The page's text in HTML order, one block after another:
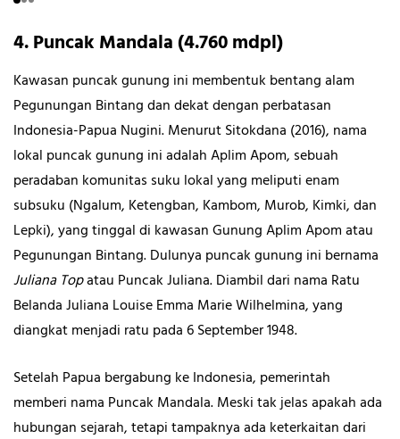
4. Puncak Mandala (4.760 mdpl)
Kawasan puncak gunung ini membentuk bentang alam
Pegunungan Bintang dan dekat dengan perbatasan
Indonesia-Papua Nugini. Menurut Sitokdana (2016), nama
lokal puncak gunung ini adalah Aplim Apom, sebuah
peradaban komunitas suku lokal yang meliputi enam
subsuku (Ngalum, Ketengban, Kambom, Murob, Kimki, dan
Lepki), yang tinggal di kawasan Gunung Aplim Apom atau
Pegunungan Bintang. Dulunya puncak gunung ini bernama
Juliana Topatau Puncak Juliana. Diambil dari nama Ratu
Belanda Juliana Louise Emma Marie Wilhelmina, yang
diangkat menjadi ratu pada 6 September 1948.
Setelah Papua bergabung ke Indonesia, pemerintah
memberi nama Puncak Mandala. Meski tak jelas apakah ada
hubungan sejarah, tetapi tampaknya ada keterkaitan dari